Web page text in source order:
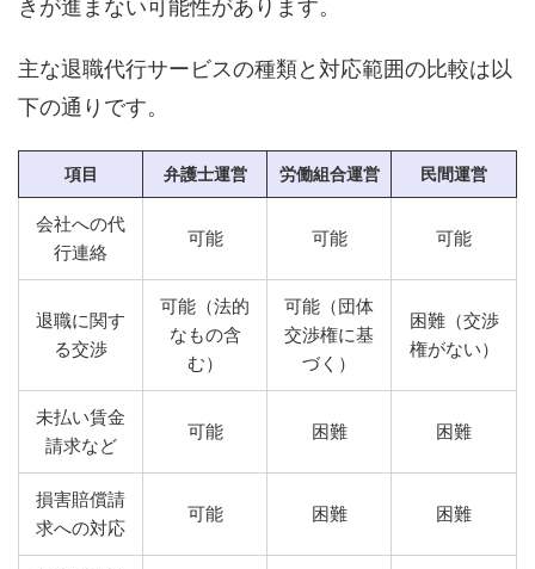
きが進まない可能性があります。
主な退職代行サービスの種類と対応範囲の比較は以
下の通りです。
項目 弁護士運営 労働組合運営 民間運営
会社への代
行連絡
可能 可能 可能
退職に関す
る交渉
可能（法的
なもの含
む）
可能（団体
交渉権に基
づく）
困難（交渉
権がない）
未払い賃金
請求など
可能 困難 困難
損害賠償請
求への対応
可能 困難 困難